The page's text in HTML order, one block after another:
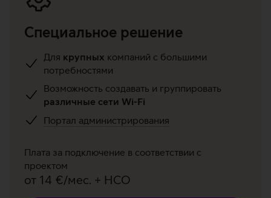
Специальное решение
Для крупных компаний с большими
потребностями
Возможность создавать и группировать
различные сети Wi-Fi
Портал администрирования
Плата за подключение в соответствии с
проектом
от 14 €/мес. + НСО